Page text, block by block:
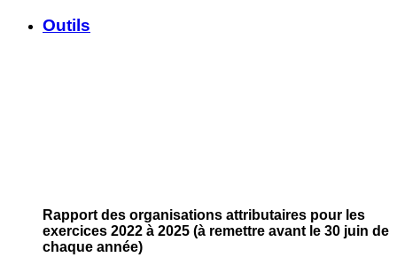
Outils
Rapport des organisations attributaires pour les
exercices 2022 à 2025 (à remettre avant le 30 juin de
chaque année)